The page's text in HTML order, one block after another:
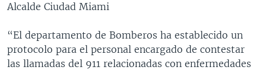
Alcalde Ciudad Miami
“El departamento de Bomberos ha establecido un
protocolo para el personal encargado de contestar
las llamadas del 911 relacionadas con enfermedades